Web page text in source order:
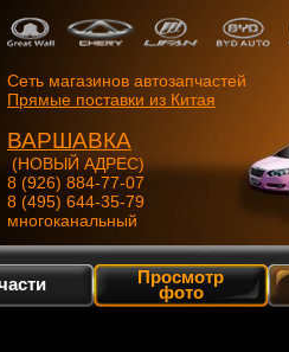
Сеть магазинов автозапчастей
Прямые поставки из Китая
ВАРШАВКА
(НОВЫЙ АДРЕС)
8 (926) 884-77-07
8 (495) 644-35-79
многоканальный
Просмотр
фото